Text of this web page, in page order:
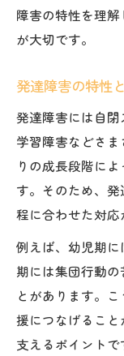
障害の特性を理
が大切です。
発達障害の特性
発達障害には自閉
学習障害などさ
りの成長段階に
す。そのため、
程に合わせた対応
例えば、幼児期
期には集団行動
とがあります。
援につなげるこ
支えるポイントで